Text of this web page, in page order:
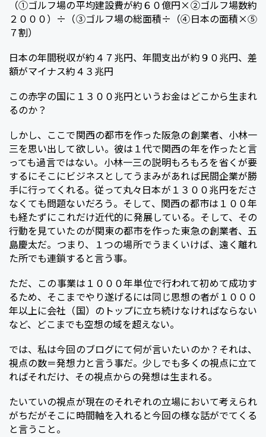
（①ゴルフ場の平均建設費が約６０億円×②ゴルフ場数約
２０００）÷（③ゴルフ場の総面積÷（④日本の面積×⑤
７割）
日本の年間税収が約４７兆円、年間支出が約９０兆円、差
額がマイナス約４３兆円
この赤字の国に１３００兆円というお金はどこから生まれ
るのか？
しかし、ここで関西の都市を作った阪急の創業者、小林一
三を思い出して欲しい。彼は１代で関西の年を作ったと言
っても過言ではない。小林一三の説明もろもろを省くが要
するにそこにビジネスとしてうまみがあれば民間企業が勝
手に行ってくれる。従って丸々日本が１３００兆円をださ
なくても問題ないだろう。そして、関西の都市は１００年
も経たずにこれだけ近代的に発展している。そして、その
行動を見ていたのが関東の都市を作った東急の創業者、五
島慶太だ。つまり、１つの場所でうまくいけば、遠く離れ
た所でも連鎖すると言う事。
ただ、この事業は１０００年単位で行われて初めて成功す
るため、そこまでやり遂げるには同じ思想の者が１０００
年以上に会社（国）のトップに立ち続けなければならない
など、どこまでも空想の域を超えない。
では、私は今回のブログにて何が言いたいのか？それは、
視点の数＝発想力と言う事だ。少しでも多くの視点に立て
ればそれだけ、その視点からの発想は生まれる。
たいていの視点が現在のそれぞれの立場において考えられ
がちだがそこに時間軸を入れると今回の様な話がでてくる
と言うこと。